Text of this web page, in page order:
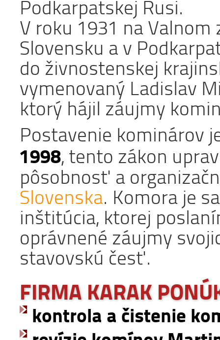
Podkarpatskej Rusi.
V roku 1931 na
Slovensku a v
do živnostenskej
vymenovaný Ladislav
ktorý hájil záujmy
Postavenie kominárov
1998, tento zákon
pôsobnosť a
Slovenska. Komora je
inštitúcia, ktorej
oprávnené záujmy
stavovskú česť.
FIRMA KARAK
kontrola a čistenie